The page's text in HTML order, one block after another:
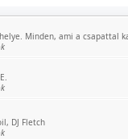
Minden, ami a csapattal
DJ Fletch